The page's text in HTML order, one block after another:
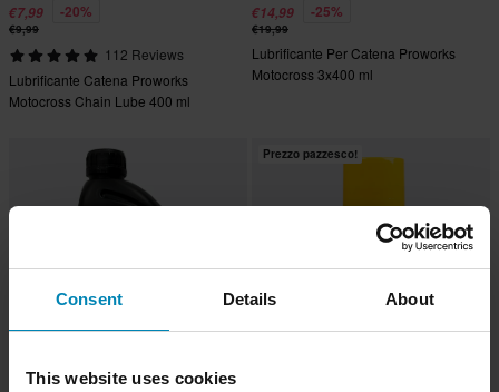
Consent Details About
This website uses cookies
€7,99 -20%
€9,99
112 Reviews
Lubrificante Catena Proworks
Motocross Chain Lube 400 ml
€14,99 -25%
€19,99
Lubrificante Per Catena Proworks
Motocross 3x400 ml
Prezzo pazzesco!